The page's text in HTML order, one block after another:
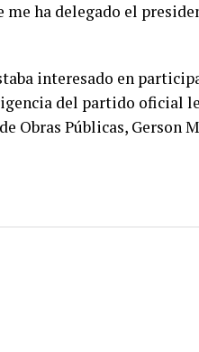
ha delegado el
interesado en
del partido oficial
Obras Públicas, Gerson